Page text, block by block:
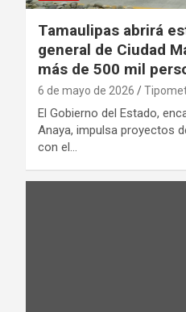
Tamaulipas abrirá
general de Ciudad
más de 500 mil
6 de mayo de 2026
El Gobierno del Estado,
Anaya, impulsa proyectos
con el…